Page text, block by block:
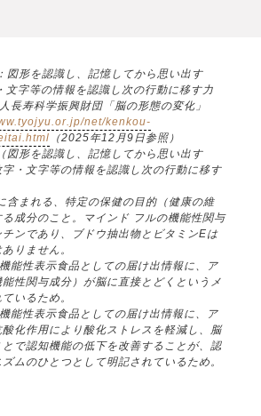
図形を認識し、記憶してから思い出す
文字等の情報を認識し次の行動に移す力
長寿科学振興財団「脳の形態の変化」
net/kenkou-
（2025年12月9日参照）
図形を認識し、記憶してから思い出す
・文字等の情報を認識し次の行動に移す
含まれる、特定の保健の目的（健康の維
成分のこと。マインド フルの機能性関与
ンであり、ブドウ抽出物とビタミンEは
りません。
能性表示食品としての届け出情報に、ア
能性関与成分）が脳に直接とどくというメ
いるため。
能性表示食品としての届け出情報に、ア
酸化作用により酸化ストレスを軽減し、脳
で認知機能の低下を改善することが、認
ムのひとつとして明記されているため。